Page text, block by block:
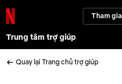
Tham
Trung tâm trợ giúp
Quay lại Trang chủ trợ giúp